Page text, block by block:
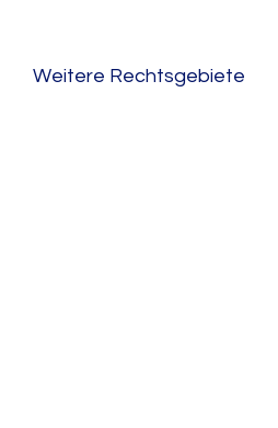
Weitere Rechtsgebiete